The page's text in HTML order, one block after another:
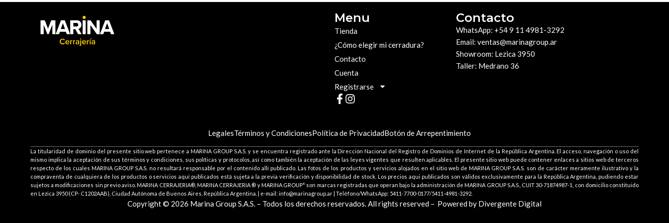
Menu
Tienda
¿Cómo elegir mi cerradura?
Contacto
Cuenta
Registrarse
Contacto
WhatsApp: +54 9 11 4981-3292
Email: ventas@marinagroup.ar
Showroom: Lezica 3950
Taller: Medrano 36
LegalesTérminos y CondicionesPolítica de PrivacidadBotón de Arrepentimiento
La titularidad de dominio del presente sitio web pertenece a MARINA GROUP S.A.S. y se encuentra registrado ante la Dirección Nacional del Registro de Dominios de Internet de la República Argentina. El acceso, navegación o uso del
mismo implica la aceptación de sus términos y condiciones, sus políticas y protocolos, así como también la aceptación de las leyes vigentes que resulten aplicables. El presente sitio web puede contener enlaces a sitios web de terceros
respecto de los cuales MARINA GROUP S.A.S. no resultará responsable por el contenido allí publicado. Las fotos de los productos y servicios alojados en el sitio web de MARINA GROUP S.A.S. son de carácter meramente ilustrativo y la
compraventa de cualquiera de los productos o servicios aquí publicados está sujeta a la previa verificación y disponibilidad de stock. Los precios aqui publicados son válidos exclusivamente para la República Argentina, pudiendo estar
sujetos a modificaciones sin previo aviso. MARINA CERRAJERIA®, MARINA CERRAJERIA ® y MARINA GROUP° son marcas registradas que operan bajo la administración de MARINA GROUP S.A.S., CUIT 30-71874987-1, con domicilio constituido
en Lezica 3950 (CP- C1202AAB), Ciudad Autónoma de Buenos Aires, República Argentina. | e-mail: info@marinagroup.ar | Teléfono/WhatsApp: 5411-7700-0177/5411-4981-3292.
Copyright © 2026 Marina Group S.A.S. – Todos los derechos reservados. All rights reserved – Powered by Divergente Digital